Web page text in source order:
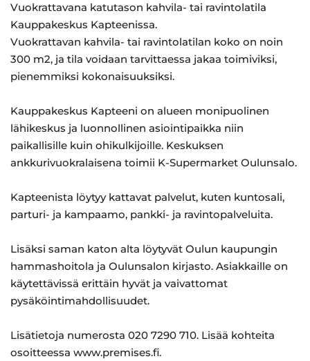
Vuokrattavana katutason kahvila- tai ravintolatila
Kauppakeskus Kapteenissa.
Vuokrattavan kahvila- tai ravintolatilan koko on noin
300 m2, ja tila voidaan tarvittaessa jakaa toimiviksi,
pienemmiksi kokonaisuuksiksi.
Kauppakeskus Kapteeni on alueen monipuolinen
lähikeskus ja luonnollinen asiointipaikka niin
paikallisille kuin ohikulkijoille. Keskuksen
ankkurivuokralaisena toimii K-Supermarket Oulunsalo.
Kapteenista löytyy kattavat palvelut, kuten kuntosali,
parturi- ja kampaamo, pankki- ja ravintopalveluita.
Lisäksi saman katon alta löytyvät Oulun kaupungin
hammashoitola ja Oulunsalon kirjasto. Asiakkaille on
käytettävissä erittäin hyvät ja vaivattomat
pysäköintimahdollisuudet.
Lisätietoja numerosta 020 7290 710. Lisää kohteita
osoitteessa www.premises.fi.